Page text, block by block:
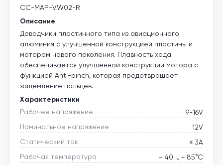
CC-MAP-VW02-R
Описание
Доводчики пластинного типа из авиационного
алюминия с улучшенной конструкцией пластины и
мотором нового поколения. Плавность хода
обеспечивается улучшенной конструкции мотора с
функцией Anti-pinch, которая предотвращает
защемление пальцев.
Характеристики
Рабочее напряжение
9-16V
Номинальное напряжение
12V
Статический ток
≤ 3А
Рабочая температура
– 40 … + 85°С